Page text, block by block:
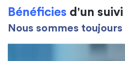
Bénéficies d'un
Nous sommes